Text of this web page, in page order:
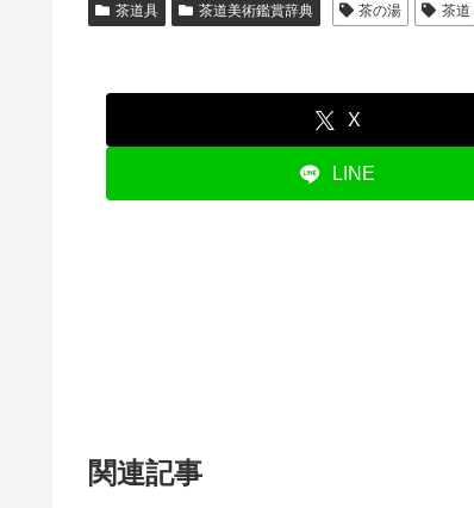
茶道具 茶道美術鑑賞辞典 茶の湯 茶道
X
LINE
関連記事